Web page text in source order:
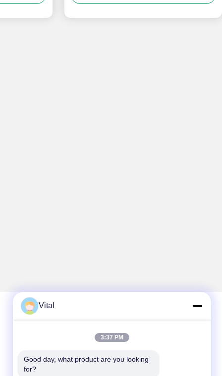
Schnelle Kontaktaufnahme
Telefon
Vital
3:37 PM
Good day, what product are you looking
for?